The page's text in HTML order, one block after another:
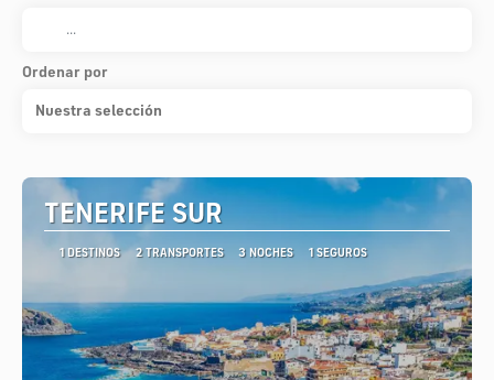
Ordenar por
Nuestra selección
TENERIFE SUR
1 DESTINOS 2 TRANSPORTES 3 NOCHES 1 SEGUROS